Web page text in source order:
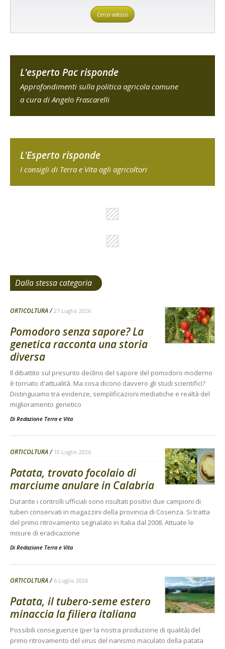
Cerca adesso
L'esperto Pac risponde
Approfondimenti sulla politica agricola comune
a cura di Angelo Frascarelli
L'Esperto risponde
I consigli di Terra e Vita agli agricoltori
Dalla stessa categoria
ORTICOLTURA 27 Luglio 2026
Pomodoro senza sapore? La
genetica racconta una storia
diversa
Il dibattito sul presunto declino del sapore del pomodoro moderno
è tornato d'attualità. Ma cosa dicono davvero gli studi scientifici?
Distinguiamo tra evidenze, semplificazioni mediatiche e realtà del
miglioramento genetico
Di Redazione Terra e Vita
ORTICOLTURA 10 Luglio 2026
Patata, trovato focolaio di
marciume anulare in Calabria
Durante i controlli ufficiali sono risultati positivi due campioni di
tuberi conservati in magazzini della provincia di Cosenza. Si tratta
del primo ritrovamento segnalato in Italia dal 2008. Attuate le
misure di eradicazione
Di Redazione Terra e Vita
ORTICOLTURA 6 Luglio 2026
Patata, il tubero-seme estero
minaccia la filiera italiana
Possibili conseguenze (per la nostra produzione di qualità) del
primo ritrovamento del virus del nanismo maculato della patata